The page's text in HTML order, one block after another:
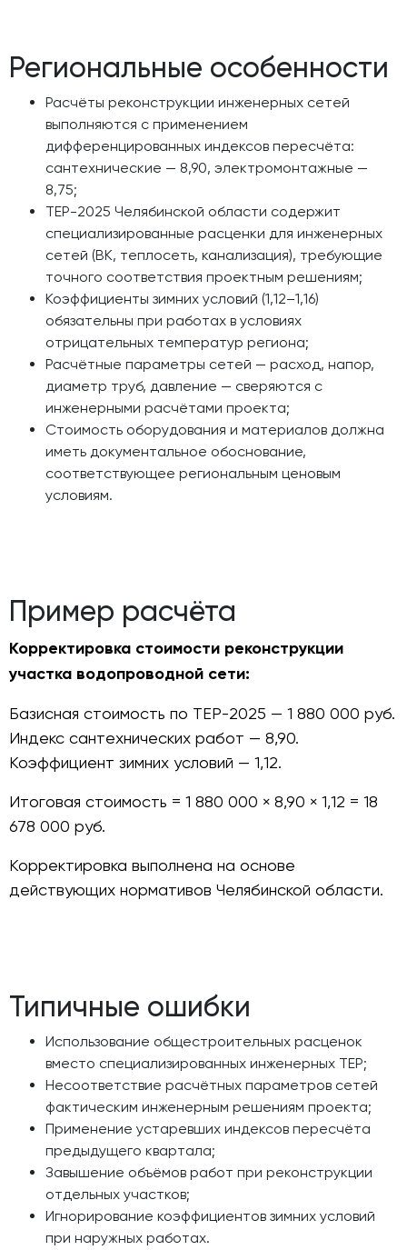
Региональные особенности
Расчёты реконструкции инженерных сетей
выполняются с применением
дифференцированных индексов пересчёта:
сантехнические — 8,90, электромонтажные —
8,75;
ТЕР-2025 Челябинской области содержит
специализированные расценки для инженерных
сетей (ВК, теплосеть, канализация), требующие
точного соответствия проектным решениям;
Коэффициенты зимних условий (1,12–1,16)
обязательны при работах в условиях
отрицательных температур региона;
Расчётные параметры сетей — расход, напор,
диаметр труб, давление — сверяются с
инженерными расчётами проекта;
Стоимость оборудования и материалов должна
иметь документальное обоснование,
соответствующее региональным ценовым
условиям.
Пример расчёта
Корректировка стоимости реконструкции
участка водопроводной сети:
Базисная стоимость по ТЕР-2025 — 1 880 000 руб.
Индекс сантехнических работ — 8,90.
Коэффициент зимних условий — 1,12.
Итоговая стоимость = 1 880 000 × 8,90 × 1,12 = 18
678 000 руб.
Корректировка выполнена на основе
действующих нормативов Челябинской области.
Типичные ошибки
Использование общестроительных расценок
вместо специализированных инженерных ТЕР;
Несоответствие расчётных параметров сетей
фактическим инженерным решениям проекта;
Применение устаревших индексов пересчёта
предыдущего квартала;
Завышение объёмов работ при реконструкции
отдельных участков;
Игнорирование коэффициентов зимних условий
при наружных работах.